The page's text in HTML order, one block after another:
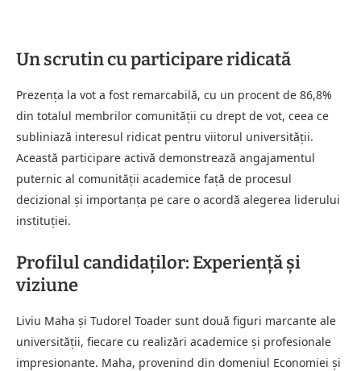
Un scrutin cu participare ridicată
Prezența la vot a fost remarcabilă, cu un procent de 86,8%
din totalul membrilor comunității cu drept de vot, ceea ce
subliniază interesul ridicat pentru viitorul universității.
Această participare activă demonstrează angajamentul
puternic al comunității academice față de procesul
decizional și importanța pe care o acordă alegerea liderului
instituției.
Profilul candidaților: Experiență și
viziune
Liviu Maha și Tudorel Toader sunt două figuri marcante ale
universității, fiecare cu realizări academice și profesionale
impresionante. Maha, provenind din domeniul Economiei și